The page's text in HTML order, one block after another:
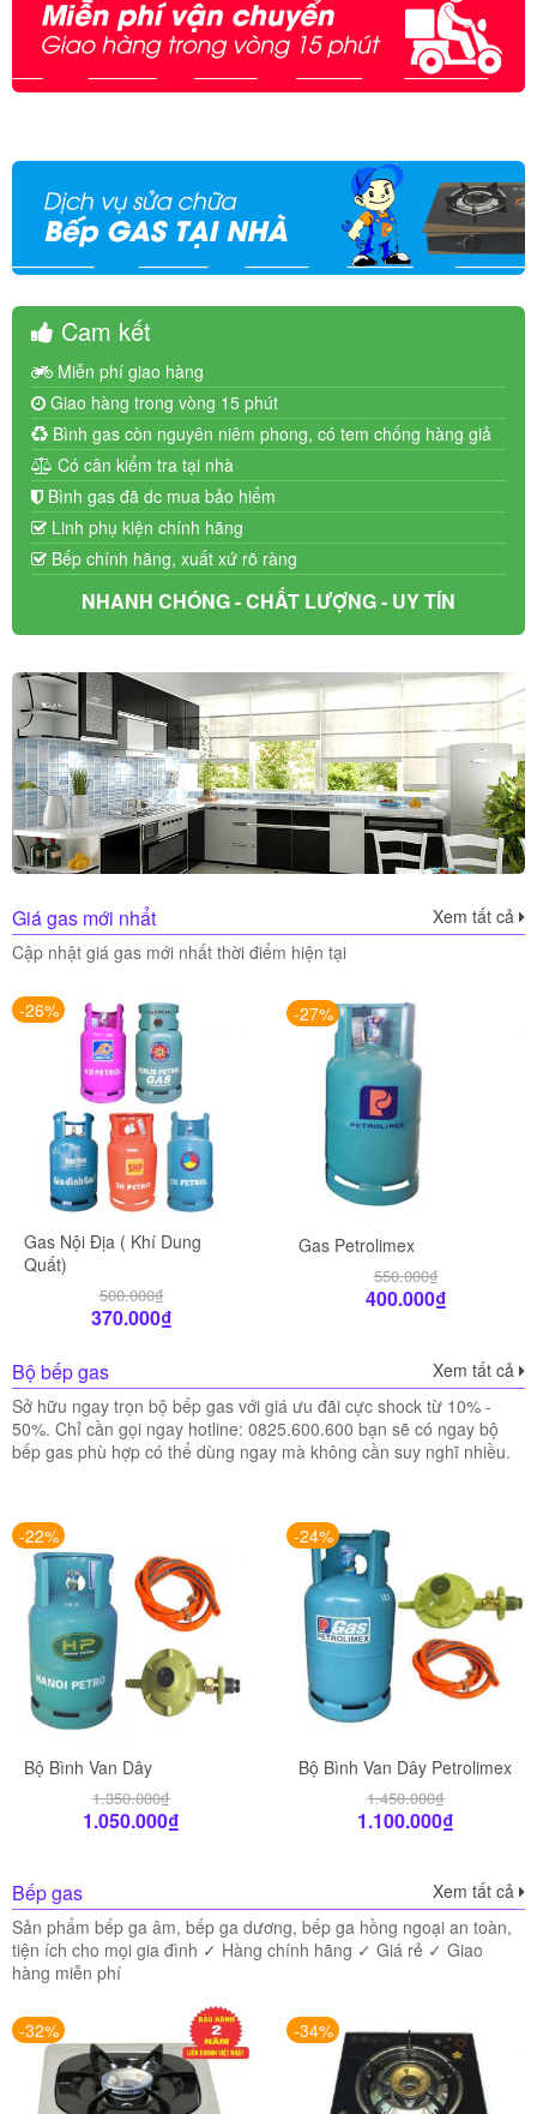
Cam kết
Miễn phí giao hàng
Giao hàng trong vòng 15 phút
Bình gas còn nguyên niêm phong, có tem chống hàng giả
Có cân kiểm tra tại nhà
Bình gas đã dc mua bảo hiểm
Linh phụ kiện chính hãng
Bếp chính hãng, xuất xứ rõ ràng
NHANH CHÓNG - CHẤT LƯỢNG - UY TÍN
Giá gas mới nhẩt
Xem tất cả
Cập nhật giá gas mới nhất thời điểm hiện tại
-26%
Gas Nội Địa ( Khí Dung
Quất)
500.000₫
370.000₫
-27%
Gas Petrolimex
550.000₫
400.000₫
Bộ bếp gas
Xem tất cả
Sở hữu ngay trọn bộ bếp gas với giá ưu đãi cực shock từ 10% -
50%. Chỉ cần gọi ngay hotline: 0825.600.600 bạn sẽ có ngay bộ
bếp gas phù hợp có thể dùng ngay mà không cần suy nghĩ nhiều.
-22%
Bộ Bình Van Dây
1.350.000₫
1.050.000₫
-24%
Bộ Bình Van Dây Petrolimex
1.450.000₫
1.100.000₫
Bếp gas
Xem tất cả
Sản phẩm bếp ga âm, bếp ga dương, bếp ga hồng ngoại an toàn,
tiện ích cho mọi gia đình ✓ Hàng chính hãng ✓ Giá rẻ ✓ Giao
hàng miễn phí
-32% -34%